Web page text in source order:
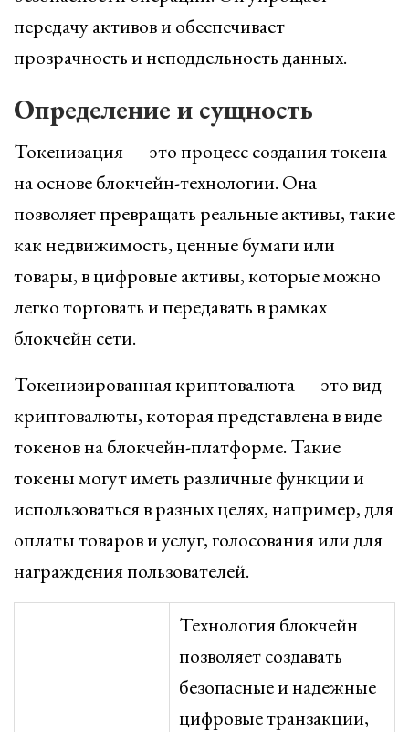
передачу активов и обеспечивает
прозрачность и неподдельность данных.
Определение и сущность
Токенизация — это процесс создания токена
на основе блокчейн-технологии. Она
позволяет превращать реальные активы, такие
как недвижимость, ценные бумаги или
товары, в цифровые активы, которые можно
легко торговать и передавать в рамках
блокчейн сети.
Токенизированная криптовалюта — это вид
криптовалюты, которая представлена в виде
токенов на блокчейн-платформе. Такие
токены могут иметь различные функции и
использоваться в разных целях, например, для
оплаты товаров и услуг, голосования или для
награждения пользователей.
Технология блокчейн
позволяет создавать
безопасные и надежные
цифровые транзакции,